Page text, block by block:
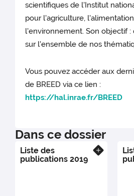
scientifiques de l'Institut
pour l'agriculture,
l'environnement. Son objectif :
sur l'ensemble de nos
Vous pouvez accéder aux
de BREED via ce lien :
https://hal.inrae.fr/BREED
Dans ce dossier
Liste des
publications 2019